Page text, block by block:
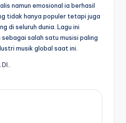
namun emosional ia berhasil
tidak hanya populer tetapi juga
di seluruh dunia. Lagu ini
salah satu musisi paling
musik global saat ini.